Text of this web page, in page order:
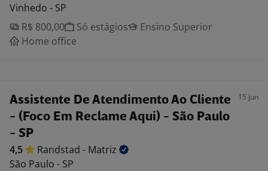
Vinhedo - SP
R$ 800,00
Só estágios
Ensino Superior
Home office
Assistente De Atendimento Ao Cliente
- (Foco Em Reclame Aqui) - São Paulo
- SP
15 jun
4,5 Randstad - Matriz
São Paulo - SP